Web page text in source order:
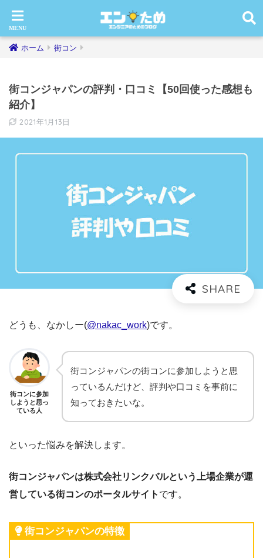
ホーム 街コン
街コンジャパンの評判・口コミ【50回使った感想も
紹介】
2021年1月13日
どうも、なかしー(@nakac_work)です。
街コンに参加
しようと思っ
ている人
街コンジャパンの街コンに参加しようと思
っているんだけど、評判や口コミを事前に
知っておきたいな。
といった悩みを解決します。
街コンジャパンは株式会社リンクバルという上場企業が運
営している街コンのポータルサイト です。
街コンジャパンの特徴